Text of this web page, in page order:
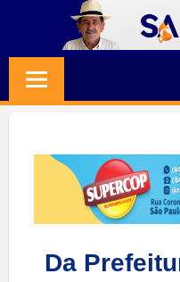
content
Jornalismo
Credibilidade
Da